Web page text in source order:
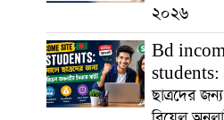
২০২৬
Bd
students:
ছাত্রদের